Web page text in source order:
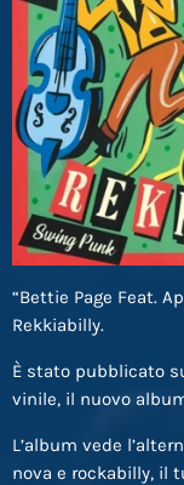
“Bettie Page Feat.
Rekkiabilly.
È stato pubblicato
vinile, il nuovo
L’album vede
nova e rockabilly, il